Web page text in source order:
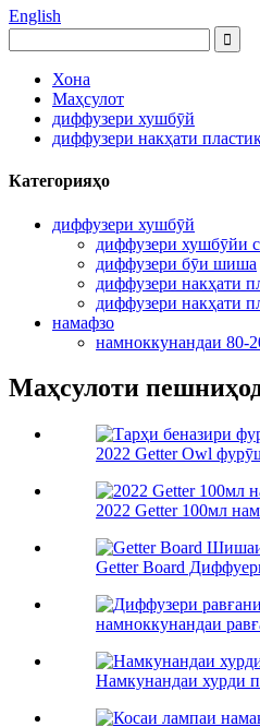
English
Хона
Маҳсулот
диффузери хушбӯй
диффузери накҳати
Категорияҳо
диффузери хушбӯй
диффузери хушбӯйи
диффузери бӯи шиша
диффузери накҳати
диффузери накҳати
намафзо
намноккунандаи 80-
Маҳсулоти
2022 Getter Owl
2022 Getter 100мл
Getter Board
намноккунандаи
Намкунандаи хурди